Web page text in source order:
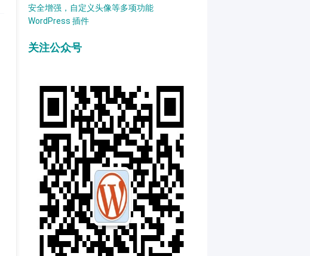
安全增强，自定义头像等多项功能
WordPress 插件
关注公众号